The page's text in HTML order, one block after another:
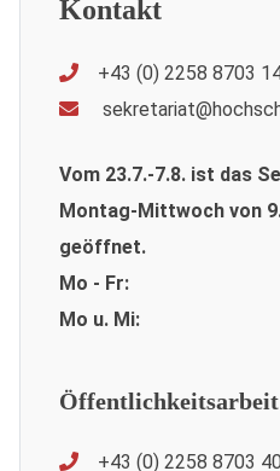
Kontakt
+43 (0) 2258 8703
Vom 23.7.-7.8. ist das
Montag-Mittwoch von
geöffnet.
Mo - Fr:
Mo u. Mi:
Öffentlichkeitsarbeit
+43 (0) 2258 8703